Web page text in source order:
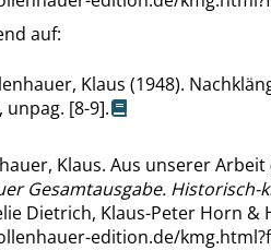
auf:
Klaus (1948).
unpag. [8-9].
Klaus. Aus unserer Arbeit
Gesamtausgabe. Historisch-
Dietrich, Klaus-Peter Horn &
edition.de/